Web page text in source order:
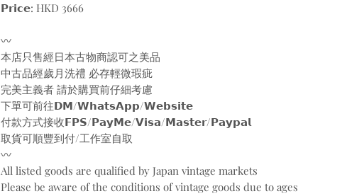
𝗣𝗿𝗶𝗰𝗲: HKD 3666
〰️
本店只售經日本古物商認可之美品
中古品經歲月洗禮 必存輕微瑕疵
完美主義者 請於購買前仔細考慮
下單可前往𝗗𝗠/𝗪𝗵𝗮𝘁𝘀𝗔𝗽𝗽/𝗪𝗲𝗯𝘀𝗶𝘁𝗲
付款方式接收𝗙𝗣𝗦/𝗣𝗮𝘆𝗠𝗲/𝗩𝗶𝘀𝗮/𝗠𝗮𝘀𝘁𝗲𝗿/𝗣𝗮𝘆𝗽𝗮𝗹
取貨可順豐到付/工作室自取
〰️
All listed goods are qualified by Japan vintage markets
Please be aware of the conditions of vintage goods due to ages